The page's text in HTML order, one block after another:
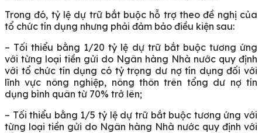
Trong đó, tỷ lệ dự trữ bắt buộc hỗ trợ theo đề nghị của
tổ chức tín dụng nhưng phải đảm bảo điều kiện sau:
– Tối thiểu bằng 1/20 tỷ lệ dự trữ bắt buộc tương ứng
với từng loại tiền gửi do Ngân hàng Nhà nước quy định
với tổ chức tín dụng có tỷ trọng dư nợ tín dụng đối với
lĩnh vực nông nghiệp, nông thôn trên tổng dư nợ tín
dụng bình quân từ 70% trở lên;
– Tối thiểu bằng 1/5 tỷ lệ dự trữ bắt buộc tương ứng với
từng loại tiền gửi do Ngân hàng Nhà nước quy định với